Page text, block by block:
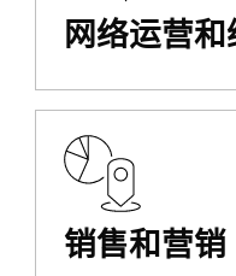
网络运营
销售和营销